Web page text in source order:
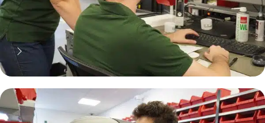
70% moins cher qu'une pièce
neuve... mais pas que !
Pourquoi réparer ?